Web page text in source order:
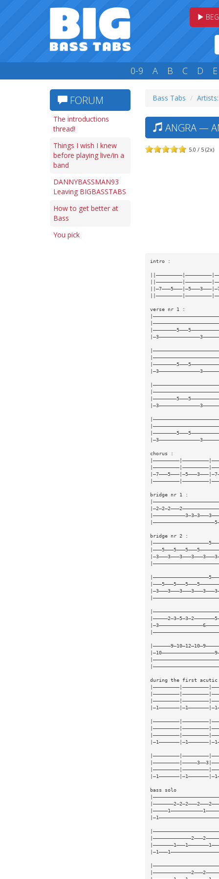
0-9 A B C D E
FORUM
The introductions
thread!
Things I wish I knew
before playing live/in a
band
DANNYBASSMAN93
Leaving BIGBASSTABS
How to get better at
Bass
You pick
Bass Tabs
ANGRA —
5.0 / 5 (2x)
intro :
verse nr 1 :
chorus :
bridge nr 1 :
bridge nr 2 :
during the first acutic
bass solo